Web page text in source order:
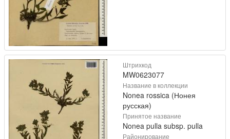
Штрихкод
MW0623077
Название в коллекции
Nonea rossica (Нонея
русская)
Принятое название
Nonea pulla subsp. pulla
Районирование